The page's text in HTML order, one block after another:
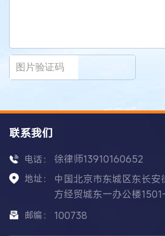
联系我们
电话： 徐律师13910160652
地址：
中国北京市东城区东长安
方经贸城东一办公楼
邮编： 100738